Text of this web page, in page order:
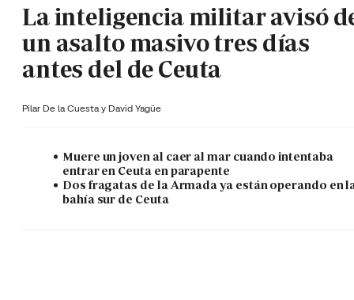
La inteligencia militar avisó
un asalto masivo tres días
antes del de Ceuta
Pilar De la Cuesta y David Yagüe
Muere un joven al caer al mar cuando intentaba
entrar en Ceuta en parapente
Dos fragatas de la Armada ya están operando en
bahía sur de Ceuta